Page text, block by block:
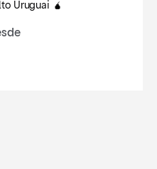
Uruguai 🧉